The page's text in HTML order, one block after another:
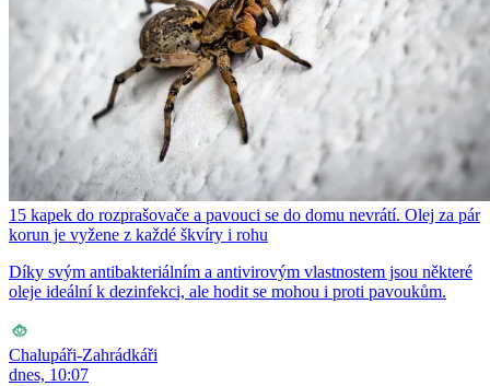
15 kapek do rozprašovače a pavouci se do domu nevrátí. Olej za pár
korun je vyžene z každé škvíry i rohu
Díky svým antibakteriálním a antivirovým vlastnostem jsou některé
oleje ideální k dezinfekci, ale hodit se mohou i proti pavoukům.
Chalupáři-Zahrádkáři
dnes, 10:07